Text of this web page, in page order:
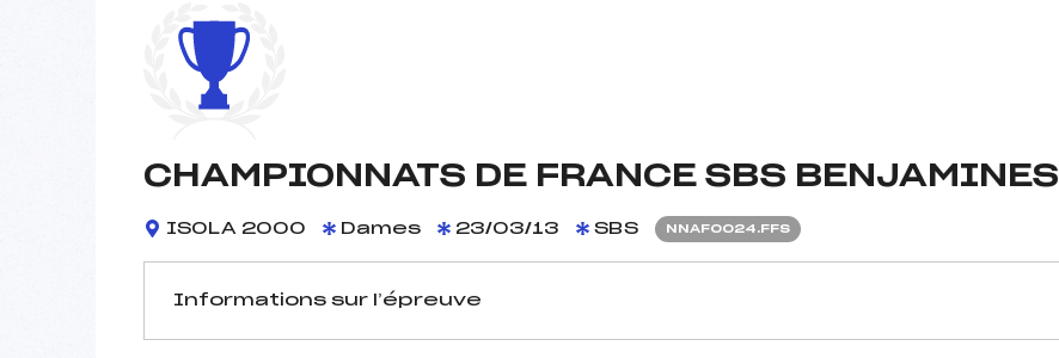
CHAMPIONNATS DE FRANCE SBS BENJAMINES
ISOLA 2000 Dames 23/03/13 SBS NNAF0024.FFS
Informations sur l’épreuve